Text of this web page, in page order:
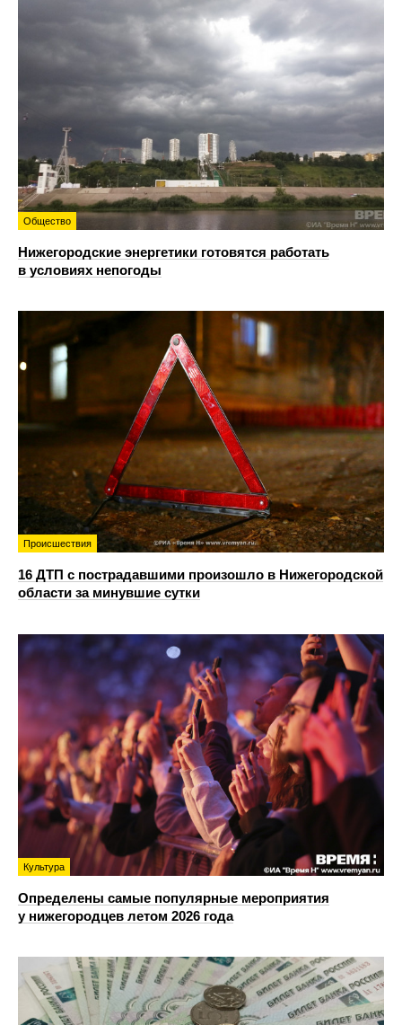
Общество
Нижегородские энергетики готовятся работать
в условиях непогоды
Происшествия
16 ДТП с пострадавшими произошло в Нижегородской
области за минувшие сутки
Культура
Определены самые популярные мероприятия
у нижегородцев летом 2026 года